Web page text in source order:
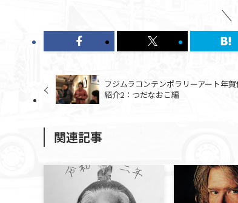
フジムラコンテンポラリーアート年
紹介2：つだなおこ編
関連記事